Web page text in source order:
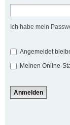
Ich habe mein
Angemeldet
Meinen Online-